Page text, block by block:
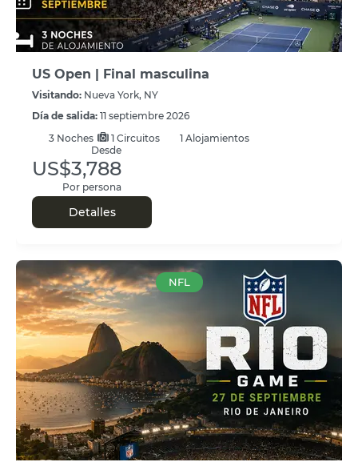
US Open | Final masculina
Visitando: Nueva York, NY
Día de salida: 11 septiembre 2026
3 Noches 1 Circuitos
1 Alojamientos
Desde
US$3,788
Por persona
Detalles
NFL